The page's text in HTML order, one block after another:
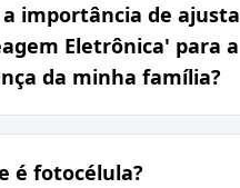
a importância de
Eletrônica' para a
da minha família?
é fotocélula?